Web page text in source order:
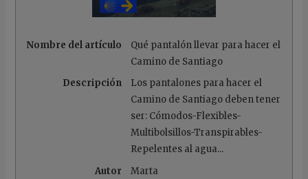
Nombre del artículo
Qué pantalón llevar para hacer el
Camino de Santiago
Descripción
Los pantalones para hacer el
Camino de Santiago deben tener
ser: Cómodos-Flexibles-
Multibolsillos-Transpirables-
Repelentes al agua...
Autor
Marta